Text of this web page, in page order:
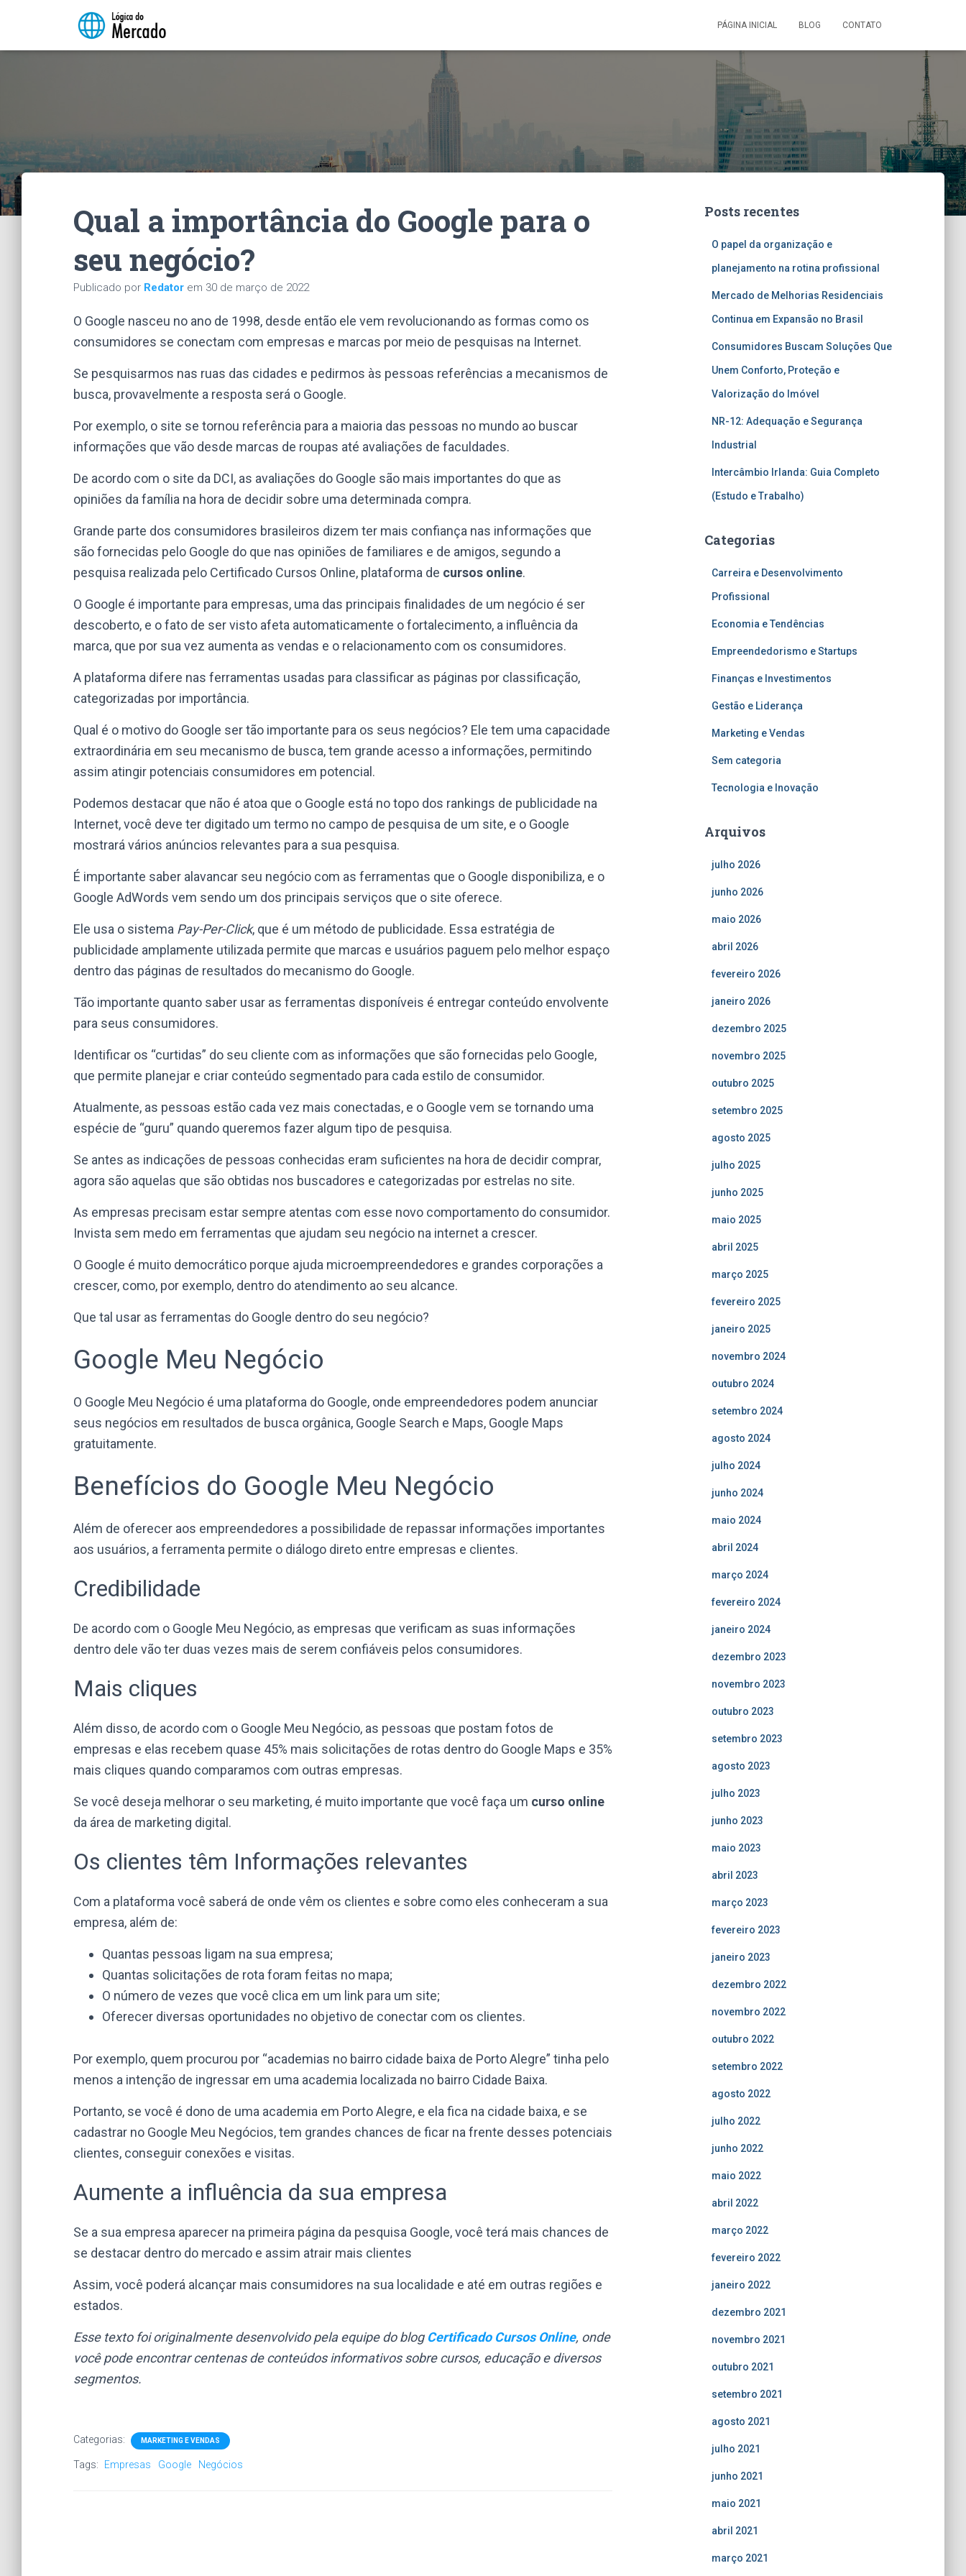
PÁGINA INICIAL BLOG CONTATO
Qual a importância do Google para o
seu negócio?
Publicado por Redator em 30 de março de 2022
O Google nasceu no ano de 1998, desde então ele vem revolucionando as formas como os
consumidores se conectam com empresas e marcas por meio de pesquisas na Internet.
Se pesquisarmos nas ruas das cidades e pedirmos às pessoas referências a mecanismos de
busca, provavelmente a resposta será o Google.
Por exemplo, o site se tornou referência para a maioria das pessoas no mundo ao buscar
informações que vão desde marcas de roupas até avaliações de faculdades.
De acordo com o site da DCI, as avaliações do Google são mais importantes do que as
opiniões da família na hora de decidir sobre uma determinada compra.
Grande parte dos consumidores brasileiros dizem ter mais confiança nas informações que
são fornecidas pelo Google do que nas opiniões de familiares e de amigos, segundo a
pesquisa realizada pelo Certificado Cursos Online, plataforma de cursos online.
O Google é importante para empresas, uma das principais finalidades de um negócio é ser
descoberto, e o fato de ser visto afeta automaticamente o fortalecimento, a influência da
marca, que por sua vez aumenta as vendas e o relacionamento com os consumidores.
A plataforma difere nas ferramentas usadas para classificar as páginas por classificação,
categorizadas por importância.
Qual é o motivo do Google ser tão importante para os seus negócios? Ele tem uma capacidade
extraordinária em seu mecanismo de busca, tem grande acesso a informações, permitindo
assim atingir potenciais consumidores em potencial.
Podemos destacar que não é atoa que o Google está no topo dos rankings de publicidade na
Internet, você deve ter digitado um termo no campo de pesquisa de um site, e o Google
mostrará vários anúncios relevantes para a sua pesquisa.
É importante saber alavancar seu negócio com as ferramentas que o Google disponibiliza, e o
Google AdWords vem sendo um dos principais serviços que o site oferece.
Ele usa o sistema Pay-Per-Click, que é um método de publicidade. Essa estratégia de
publicidade amplamente utilizada permite que marcas e usuários paguem pelo melhor espaço
dentro das páginas de resultados do mecanismo do Google.
Tão importante quanto saber usar as ferramentas disponíveis é entregar conteúdo envolvente
para seus consumidores.
Identificar os “curtidas” do seu cliente com as informações que são fornecidas pelo Google,
que permite planejar e criar conteúdo segmentado para cada estilo de consumidor.
Atualmente, as pessoas estão cada vez mais conectadas, e o Google vem se tornando uma
espécie de “guru” quando queremos fazer algum tipo de pesquisa.
Se antes as indicações de pessoas conhecidas eram suficientes na hora de decidir comprar,
agora são aquelas que são obtidas nos buscadores e categorizadas por estrelas no site.
As empresas precisam estar sempre atentas com esse novo comportamento do consumidor.
Invista sem medo em ferramentas que ajudam seu negócio na internet a crescer.
O Google é muito democrático porque ajuda microempreendedores e grandes corporações a
crescer, como, por exemplo, dentro do atendimento ao seu alcance.
Que tal usar as ferramentas do Google dentro do seu negócio?
Google Meu Negócio
O Google Meu Negócio é uma plataforma do Google, onde empreendedores podem anunciar
seus negócios em resultados de busca orgânica, Google Search e Maps, Google Maps
gratuitamente.
Benefícios do Google Meu Negócio
Além de oferecer aos empreendedores a possibilidade de repassar informações importantes
aos usuários, a ferramenta permite o diálogo direto entre empresas e clientes.
Credibilidade
De acordo com o Google Meu Negócio, as empresas que verificam as suas informações
dentro dele vão ter duas vezes mais de serem confiáveis ​​pelos consumidores.
Mais cliques
Além disso, de acordo com o Google Meu Negócio, as pessoas que postam fotos de
empresas e elas recebem quase 45% mais solicitações de rotas dentro do Google Maps e 35%
mais cliques quando comparamos com outras empresas.
Se você deseja melhorar o seu marketing, é muito importante que você faça um curso online
da área de marketing digital.
Os clientes têm Informações relevantes
Com a plataforma você saberá de onde vêm os clientes e sobre como eles conheceram a sua
empresa, além de:
Quantas pessoas ligam na sua empresa;
Quantas solicitações de rota foram feitas no mapa;
O número de vezes que você clica em um link para um site;
Oferecer diversas oportunidades no objetivo de conectar com os clientes.
Por exemplo, quem procurou por “academias no bairro cidade baixa de Porto Alegre” tinha pelo
menos a intenção de ingressar em uma academia localizada no bairro Cidade Baixa.
Portanto, se você é dono de uma academia em Porto Alegre, e ela fica na cidade baixa, e se
cadastrar no Google Meu Negócios, tem grandes chances de ficar na frente desses potenciais
clientes, conseguir conexões e visitas.
Aumente a influência da sua empresa
Se a sua empresa aparecer na primeira página da pesquisa Google, você terá mais chances de
se destacar dentro do mercado e assim atrair mais clientes
Assim, você poderá alcançar mais consumidores na sua localidade e até em outras regiões e
estados.
Esse texto foi originalmente desenvolvido pela equipe do blog Certificado Cursos Online, onde
você pode encontrar centenas de conteúdos informativos sobre cursos, educação e diversos
segmentos.
Categorias: MARKETING E VENDAS
Tags: Empresas Google Negócios
Posts recentes
O papel da organização e
planejamento na rotina profissional
Mercado de Melhorias Residenciais
Continua em Expansão no Brasil
Consumidores Buscam Soluções Que
Unem Conforto, Proteção e
Valorização do Imóvel
NR-12: Adequação e Segurança
Industrial
Intercâmbio Irlanda: Guia Completo
(Estudo e Trabalho)
Categorias
Carreira e Desenvolvimento
Profissional
Economia e Tendências
Empreendedorismo e Startups
Finanças e Investimentos
Gestão e Liderança
Marketing e Vendas
Sem categoria
Tecnologia e Inovação
Arquivos
julho 2026
junho 2026
maio 2026
abril 2026
fevereiro 2026
janeiro 2026
dezembro 2025
novembro 2025
outubro 2025
setembro 2025
agosto 2025
julho 2025
junho 2025
maio 2025
abril 2025
março 2025
fevereiro 2025
janeiro 2025
novembro 2024
outubro 2024
setembro 2024
agosto 2024
julho 2024
junho 2024
maio 2024
abril 2024
março 2024
fevereiro 2024
janeiro 2024
dezembro 2023
novembro 2023
outubro 2023
setembro 2023
agosto 2023
julho 2023
junho 2023
maio 2023
abril 2023
março 2023
fevereiro 2023
janeiro 2023
dezembro 2022
novembro 2022
outubro 2022
setembro 2022
agosto 2022
julho 2022
junho 2022
maio 2022
abril 2022
março 2022
fevereiro 2022
janeiro 2022
dezembro 2021
novembro 2021
outubro 2021
setembro 2021
agosto 2021
julho 2021
junho 2021
maio 2021
abril 2021
março 2021